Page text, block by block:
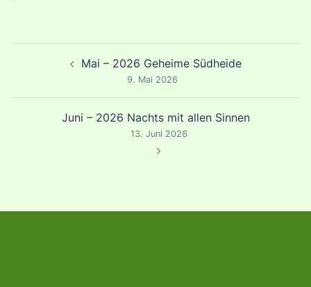
Mai – 2026 Geheime Südheide
9. Mai 2026
Juni – 2026 Nachts mit allen Sinnen
13. Juni 2026